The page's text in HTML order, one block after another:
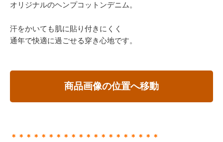
オリジナルのヘンプコットンデニム。
汗をかいても肌に貼り付きにくく
通年で快適に過ごせる穿き心地です。
商品画像の位置へ移動
＊＊＊＊＊＊＊＊＊＊＊＊＊＊＊＊＊＊＊＊